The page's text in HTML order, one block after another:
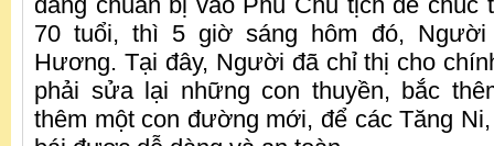
70 tuổi, thì 5 giờ sáng hôm đó, Người
Hương. Tại đây, Người đã chỉ thị cho
phải sửa lại những con thuyền, bắc
thêm một con đường mới, để các Tăng